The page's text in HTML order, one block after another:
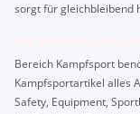
sorgt für gleichbleibend
Bereich Kampfsport
Kampfsportartikel alles
Safety, Equipment,